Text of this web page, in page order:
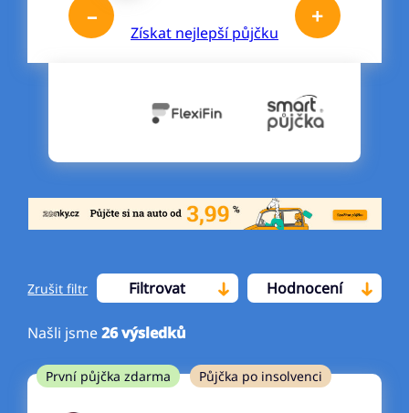
– +
Získat nejlepší půjčku
Zrušit filtr Filtrovat Hodnocení
Od
Našli jsme26výsledků
První půjčka zdarma Půjčka po insolvenci